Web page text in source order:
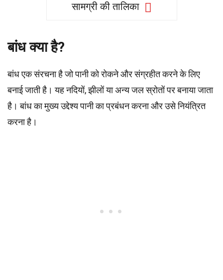
सामग्री की तालिका
बांध क्या है?
बांध एक संरचना है जो पानी को रोकने और संग्रहीत करने के लिए
बनाई जाती है। यह नदियों, झीलों या अन्य जल स्रोतों पर बनाया जाता
है। बांध का मुख्य उद्देश्य पानी का प्रबंधन करना और उसे नियंत्रित
करना है।